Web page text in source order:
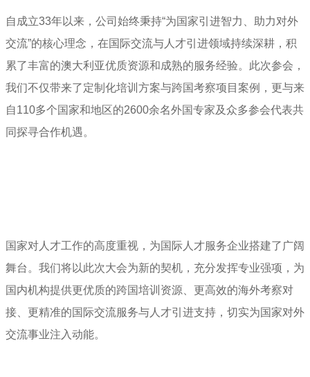
自成立33年以来，公司始终秉持“为国家引进智力、助力对外
交流”的核心理念，在国际交流与人才引进领域持续深耕，积
累了丰富的澳大利亚优质资源和成熟的服务经验。此次参会，
我们不仅带来了定制化培训方案与跨国考察项目案例，更与来
自110多个国家和地区的2600余名外国专家及众多参会代表共
同探寻合作机遇。
国家对人才工作的高度重视，为国际人才服务企业搭建了广阔
舞台。我们将以此次大会为新的契机，充分发挥专业强项，为
国内机构提供更优质的跨国培训资源、更高效的海外考察对
接、更精准的国际交流服务与人才引进支持，切实为国家对外
交流事业注入动能。